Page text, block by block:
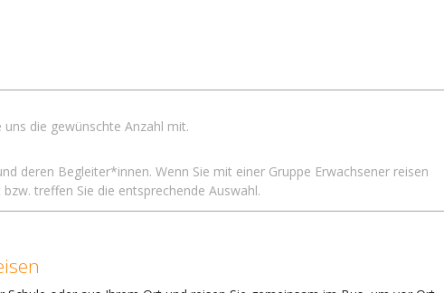
die gewünschte Anzahl mit.
deren Begleiter*innen. Wenn Sie mit einer Gruppe Erwachsener reisen
treffen Sie die entsprechende Auswahl.